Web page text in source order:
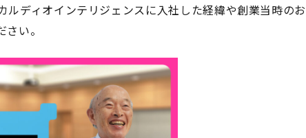
ディオインテリジェンスに入社した経緯や創業当時のお
い。